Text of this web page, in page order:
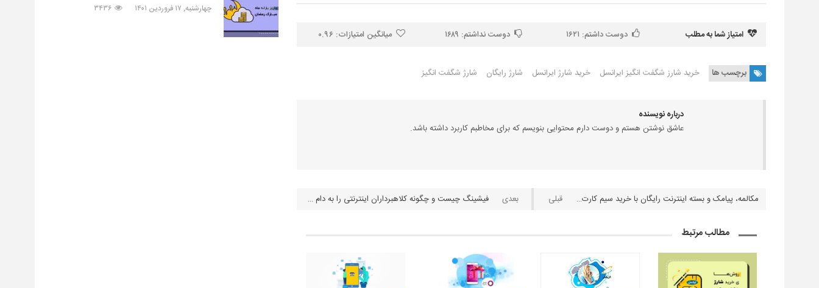
امتیاز شما به مطلب دوست داشتم: ۱۶۲۱ دوست نداشتم: ۱۶۸۹ میانگین امتیازات: ۰.۹۶
برچسب ها خرید شارز شگفت انگیز ایرانسل خرید شارژ ایرانسل شارژ رایگان شارژ شگفت انگیز
درباره نویسنده
عاشق نوشتن هستم و دوست دارم محتوایی بنویسم که برای مخاطبم کاربرد داشته باشد.
مکالمه، پیامک و بسته اینترنت رایگان با خرید سیم کارت دانشجویی رایتل فیشینگ چیست و چگونه کلاهبرداران اینترنتی را به دام بیاندازیم؟
مطالب مرتبط
چهارشنبه, ۱۷ فروردین ۱۴۰۱ ۳۴۳۶